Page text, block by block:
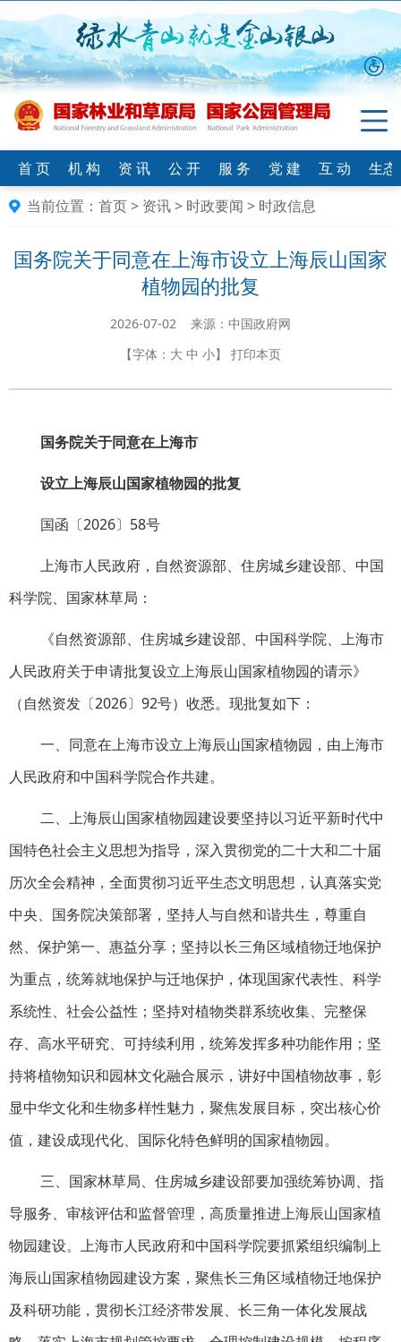
首 页 机 构 资 讯 公 开 服 务 党 建 互 动
生
当前位置： 首页> 资讯> 时政要闻 > 时政信息
国务院关于同意在上海市设立上海辰山国家
植物园的批复
2026-07-02 来源：中国政府网
【字体： 大 中 小】 打印本页
国务院关于同意在上海市
设立上海辰山国家植物园的批复
国函〔2026〕58号
上海市人民政府，自然资源部、住房城乡建设部、中国
科学院、国家林草局：
《自然资源部、住房城乡建设部、中国科学院、上海市
人民政府关于申请批复设立上海辰山国家植物园的请示》
（自然资发〔2026〕92号）收悉。现批复如下：
一、同意在上海市设立上海辰山国家植物园，由上海市
人民政府和中国科学院合作共建。
二、上海辰山国家植物园建设要坚持以习近平新时代中
国特色社会主义思想为指导，深入贯彻党的二十大和二十届
历次全会精神，全面贯彻习近平生态文明思想，认真落实党
中央、国务院决策部署，坚持人与自然和谐共生，尊重自
然、保护第一、惠益分享；坚持以长三角区域植物迁地保护
为重点，统筹就地保护与迁地保护，体现国家代表性、科学
系统性、社会公益性；坚持对植物类群系统收集、完整保
存、高水平研究、可持续利用，统筹发挥多种功能作用；坚
持将植物知识和园林文化融合展示，讲好中国植物故事，彰
显中华文化和生物多样性魅力，聚焦发展目标，突出核心价
值，建设成现代化、国际化特色鲜明的国家植物园。
三、国家林草局、住房城乡建设部要加强统筹协调、指
导服务、审核评估和监督管理，高质量推进上海辰山国家植
物园建设。上海市人民政府和中国科学院要抓紧组织编制上
海辰山国家植物园建设方案，聚焦长三角区域植物迁地保护
及科研功能，贯彻长江经济带发展、长三角一体化发展战